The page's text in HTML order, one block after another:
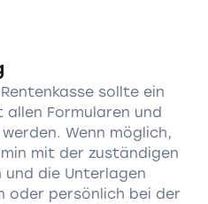
sollte ein
Formularen und
Wenn möglich,
mit der zuständigen
und die Unterlagen
oder persönlich bei der